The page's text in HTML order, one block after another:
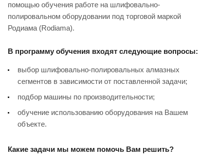
помощью обучения работе на шлифовально-
полировальном оборудовании под торговой маркой
Родиама (Rodiama).
В программу обучения входят следующие вопросы:
выбор шлифовально-полировальных алмазных
сегментов в зависимости от поставленной задачи;
подбор машины по производительности;
обучение использованию оборудования на Вашем
объекте.
Какие задачи мы можем помочь Вам решить?